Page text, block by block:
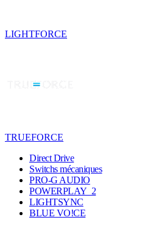
LIGHTFORCE
TRUEFORCE
Direct Drive
Switchs mécaniques
PRO-G AUDIO
POWERPLAY 2
LIGHTSYNC
BLUE VO!CE